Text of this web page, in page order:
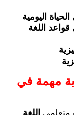
اللغة
مهمة في
متعلمي اللغة